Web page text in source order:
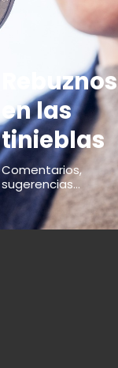
Rebuznos
en las
tinieblas
Comentarios,
sugerencias...